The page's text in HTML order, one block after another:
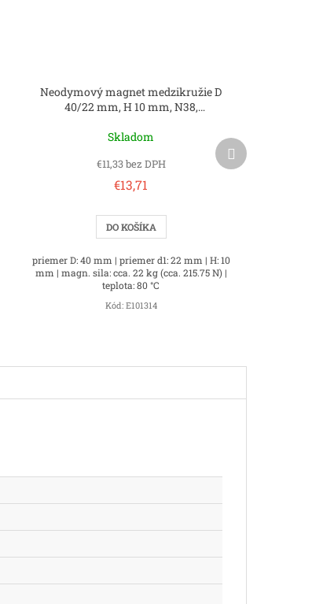
Neodymový magnet medzikružie D
40/22 mm, H 10 mm, N38,
Skladom
€11,33 bez DPH
€13,71
DO KOŠÍKA
priemer D: 40 mm | priemer d1: 22 mm | H: 10
mm | magn. sila: cca. 22 kg (cca. 215.75 N) |
teplota: 80 °C
Kód: E101314
Ďalší
produkt